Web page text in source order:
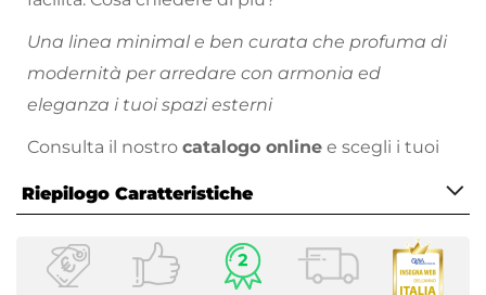
Una linea minimal e ben curata che profuma di
modernità per arredare con armonia ed
eleganza i tuoi spazi esterni
Consulta il nostro catalogo online e scegli i tuoi
Riepilogo Caratteristiche
Caratteristiche
Tipologia